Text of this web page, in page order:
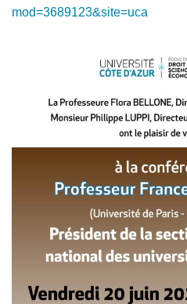
mod=3689123&site=uca